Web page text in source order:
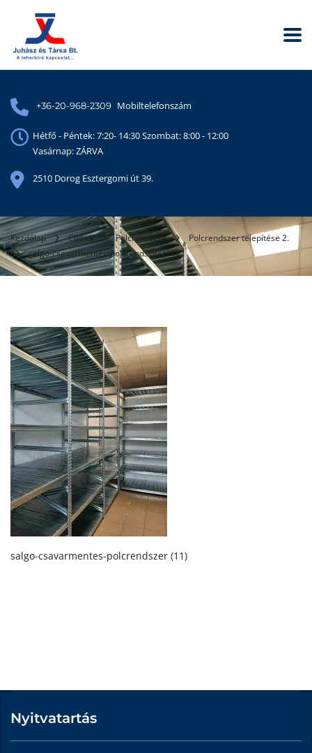
+36-20-968-2309 Mobiltelefonszám
Hétfő - Péntek: 7:20- 14:30 Szombat: 8:00 - 12:00
Vasárnap: ZÁRVA
2510 Dorog Esztergomi út 39.
Kezdőlap Cikkek Polcrendszer
Polcrendszer telepítése 2.
salgo-csavarmentes-polcrendszer (11)
salgo-csavarmentes-polcrendszer (11)
Nyitvatartás